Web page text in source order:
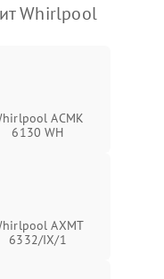
Whirlpool
ACMK
6130 WH
AXMT
6332/IX/1